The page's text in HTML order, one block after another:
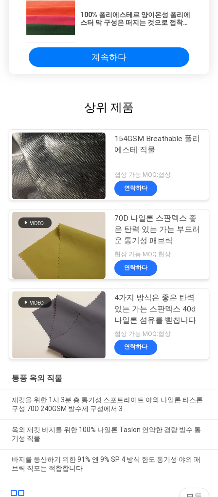
100% 폴리에스테르 양이온성 폴리에
스터 막 구성은 떠지는 것으로 접착했
계속하다
상위 제품
154GSM Breathable 폴리
에스테 직물
협상 가능 MOQ:협상
연락하다
70D 나일론 스판덱스 좋
은 탄력 있는 가는 부드러
운 통기성 패브릭
협상 가능 MOQ:협상
연락하다
4가지 방식은 좋은 탄력
있는 가는 스판덱스 40d
나일론 섬유를 뻗칩니다
협상 가능 MOQ:협상
연락하다
통풍 옥외 직물
재킷을 위한 1시 3분 층 통기성 스포트라이트 야외 나일론 타스론
구성 70D 240GSM 발수제 구성에서 3
옥외 재킷 바지를 위한 100% 나일론 Taslon 연약한 경량 방수 통
기성 직물
바지를 등산하기 위한 91% 엔 9% SP 4 방식 한도 통기성 야외 패
브릭 직포는 적합합니다